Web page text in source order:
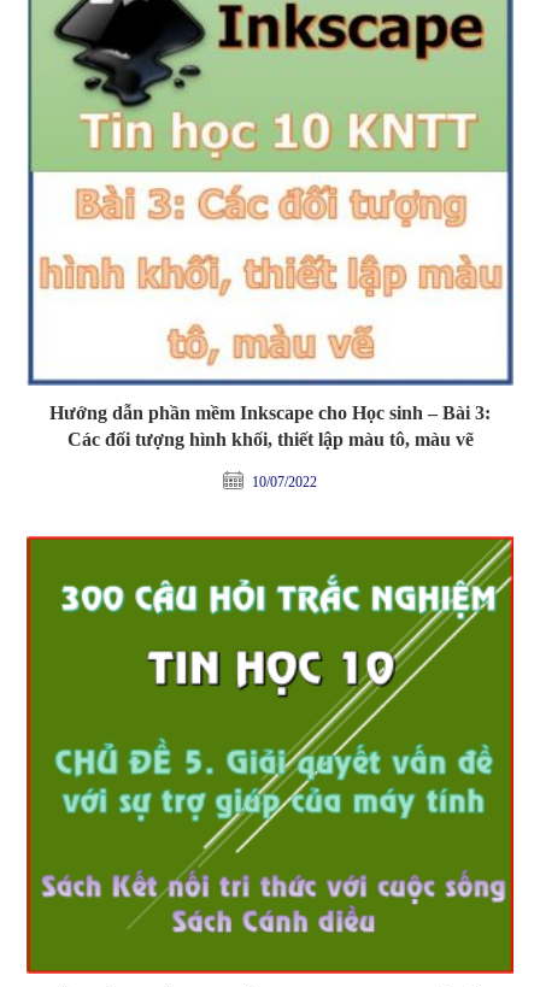
Hướng dẫn phần mềm Inkscape cho Học sinh – Bài 3:
Các đối tượng hình khối, thiết lập màu tô, màu vẽ
10/07/2022